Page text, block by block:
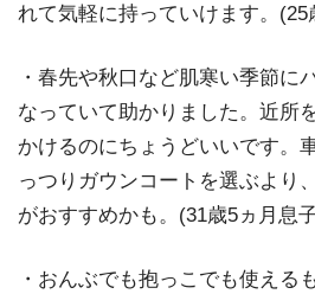
れて気軽に持っていけます。
・春先や秋口など肌寒い季節に
なっていて助かりました。近所
かけるのにちょうどいいです。
っつりガウンコートを選ぶより
がおすすめかも。(31歳5ヵ月息
・おんぶでも抱っこでも使える